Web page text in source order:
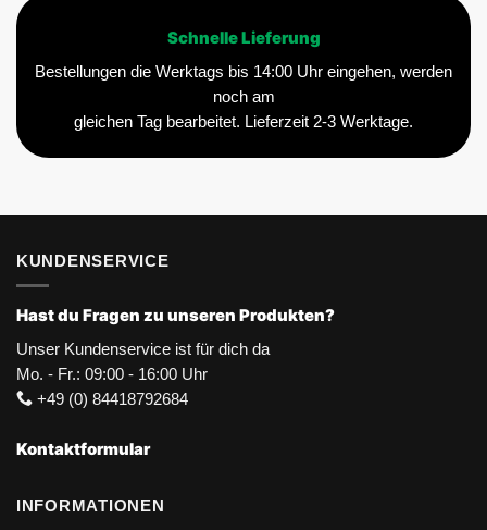
Schnelle Lieferung
Bestellungen die Werktags bis 14:00 Uhr eingehen, werden
noch am
gleichen Tag bearbeitet. Lieferzeit 2-3 Werktage.
KUNDENSERVICE
Hast du Fragen zu unseren Produkten?
Unser Kundenservice ist für dich da
Mo. - Fr.: 09:00 - 16:00 Uhr
+49 (0) 84418792684
Kontaktformular
INFORMATIONEN